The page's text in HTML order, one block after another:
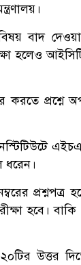
বাদ
হলেও
করতে প্রশ্নে
ধরেন।
হবে।
উত্তর